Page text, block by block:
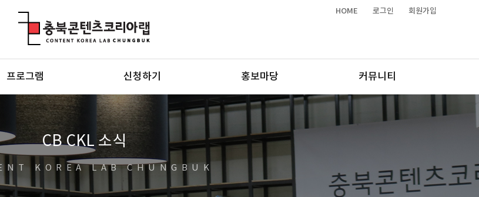
HOME 로그인 회원가입
프로그램 신청하기 홍보마당 커뮤니티
CB CKL 소식
KOREA LAB CHUNGBUK